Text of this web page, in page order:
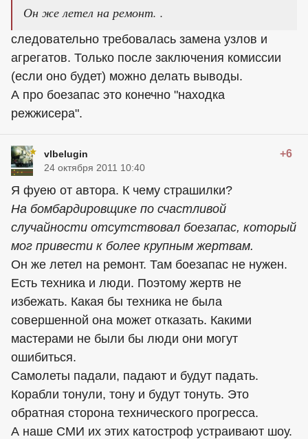
Он же летел на ремонт. .
следовательно требовалась замена узлов и
агрегатов. Только после заключения комиссии
(если оно будет) можно делать выводы.
А про боезапас это конечно "находка
режжисера".
vlbelugin +6
24 октября 2011 10:40
Я фуею от автора. К чему страшилки?
На бомбардировщике по счастливой
случайности отсутствовал боезапас, который
мог привести к более крупным жертвам.
Он же летел на ремонт. Там боезапас не нужен.
Есть техника и люди. Поэтому жертв не
избежать. Какая бы техника не была
совершенной она может отказать. Какими
мастерами не были бы люди они могут
ошибиться.
Самолеты падали, падают и будут падать.
Корабли тонули, тону и будут тонуть. Это
обратная сторона технического прогресса.
А наше СМИ их этих катостроф устраивают шоу.